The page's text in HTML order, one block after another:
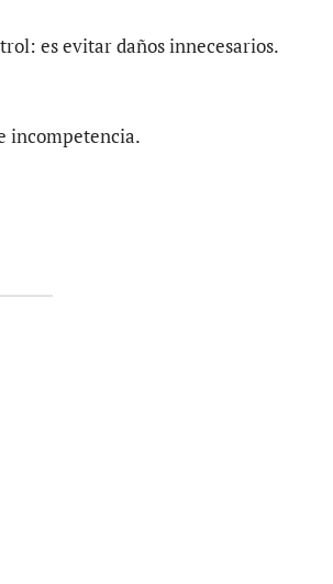
es evitar daños innecesarios.
incompetencia.